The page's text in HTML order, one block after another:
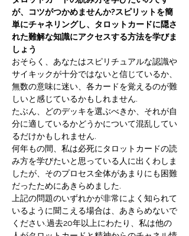
が、コツがつかめませんか?スピリットを簡
単にチャネリングし、タロットカードに隠さ
れた難解な知識にアクセスする方法を学びま
しょう
おそらく、あなたはスピリチュアルな認識や
サイキックが十分ではないと信じているか、
無数の意味に迷い、各カードを覚えるのが難
しいと感じているかもしれません.
たぶん、どのデッキを選ぶべきか、それが自
分に適しているかどうかについて混乱してい
るだけかもしれません.
何年もの間、私は必死にタロットカードの読
み方を学びたいと思っている人に出くわしま
したが、そのプロセス全体があまりにも困難
だったためにあきらめました.
上記の問題のいずれかが非常によく知られて
いるように聞こえる場合は、あきらめないで
ください.過去20年以上にわたり、私は他の